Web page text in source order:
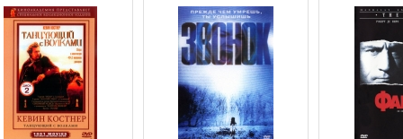
И наступает момент,
робкий и тихий музыкант
принять решение:
верным идеалам
или сделать
шаг навстречу
жизни, большой любви
же, желанной
расследование.
Вскоре он узнаёт о некоей
банде, организующей сафари
для богачей, где в качестве
дичи выпускают живых людей
— никому не нужных бродяг.
Бандитам не нужно, чтобы об
их деятельности кто-то узнал.
На Ченса и его подругу
начинается беспощадная
охота.
криминальном
игорного